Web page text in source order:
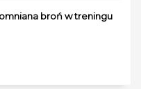
broń w treningu